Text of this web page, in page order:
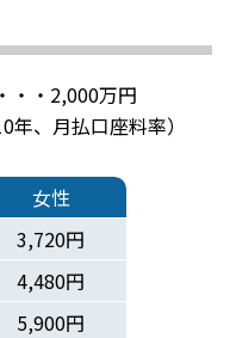
・・2,000万円
年、月払口座料率）
女性
3,720円
4,480円
5,900円